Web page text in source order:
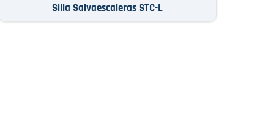
Silla Salvaescaleras STC-L